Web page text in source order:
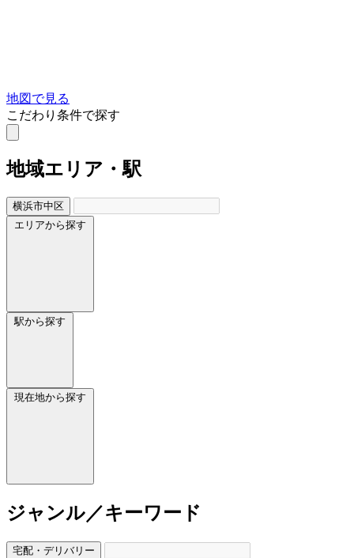
地図で見る
こだわり条件で探す
地域エリア・駅
横浜市中区
エリアから探す
駅から探す
現在地から探す
ジャンル／キーワード
宅配・デリバリー